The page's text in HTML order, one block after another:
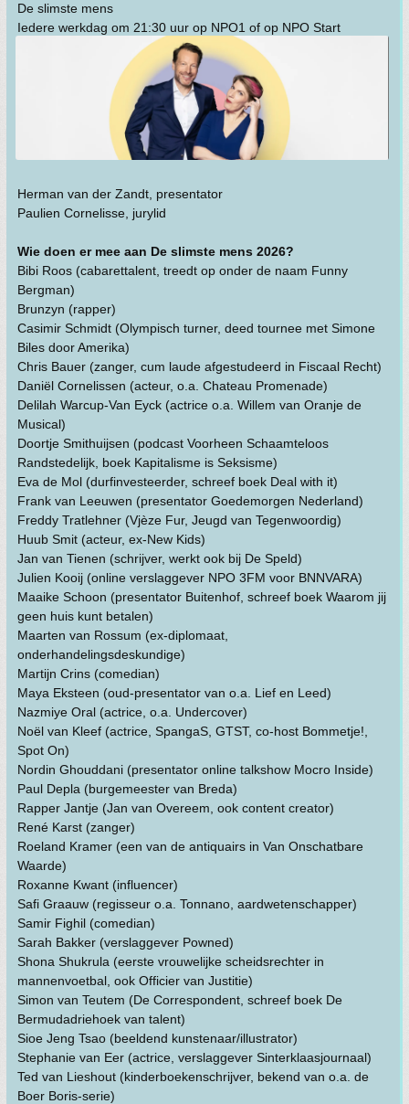
De slimste mens
Iedere werkdag om 21:30 uur op NPO1 of op NPO Start
Herman van der Zandt, presentator
Paulien Cornelisse, jurylid
Wie doen er mee aan De slimste mens 2026?
Bibi Roos (cabarettalent, treedt op onder de naam Funny
Bergman)
Brunzyn (rapper)
Casimir Schmidt (Olympisch turner, deed tournee met Simone
Biles door Amerika)
Chris Bauer (zanger, cum laude afgestudeerd in Fiscaal Recht)
Daniël Cornelissen (acteur, o.a. Chateau Promenade)
Delilah Warcup-Van Eyck (actrice o.a. Willem van Oranje de
Musical)
Doortje Smithuijsen (podcast Voorheen Schaamteloos
Randstedelijk, boek Kapitalisme is Seksisme)
Eva de Mol (durfinvesteerder, schreef boek Deal with it)
Frank van Leeuwen (presentator Goedemorgen Nederland)
Freddy Tratlehner (Vjèze Fur, Jeugd van Tegenwoordig)
Huub Smit (acteur, ex-New Kids)
Jan van Tienen (schrijver, werkt ook bij De Speld)
Julien Kooij (online verslaggever NPO 3FM voor BNNVARA)
Maaike Schoon (presentator Buitenhof, schreef boek Waarom jij
geen huis kunt betalen)
Maarten van Rossum (ex-diplomaat,
onderhandelingsdeskundige)
Martijn Crins (comedian)
Maya Eksteen (oud-presentator van o.a. Lief en Leed)
Nazmiye Oral (actrice, o.a. Undercover)
Noël van Kleef (actrice, SpangaS, GTST, co-host Bommetje!,
Spot On)
Nordin Ghouddani (presentator online talkshow Mocro Inside)
Paul Depla (burgemeester van Breda)
Rapper Jantje (Jan van Overeem, ook content creator)
René Karst (zanger)
Roeland Kramer (een van de antiquairs in Van Onschatbare
Waarde)
Roxanne Kwant (influencer)
Safi Graauw (regisseur o.a. Tonnano, aardwetenschapper)
Samir Fighil (comedian)
Sarah Bakker (verslaggever Powned)
Shona Shukrula (eerste vrouwelijke scheidsrechter in
mannenvoetbal, ook Officier van Justitie)
Simon van Teutem (De Correspondent, schreef boek De
Bermudadriehoek van talent)
Sioe Jeng Tsao (beeldend kunstenaar/illustrator)
Stephanie van Eer (actrice, verslaggever Sinterklaasjournaal)
Ted van Lieshout (kinderboekenschrijver, bekend van o.a. de
Boer Boris-serie)